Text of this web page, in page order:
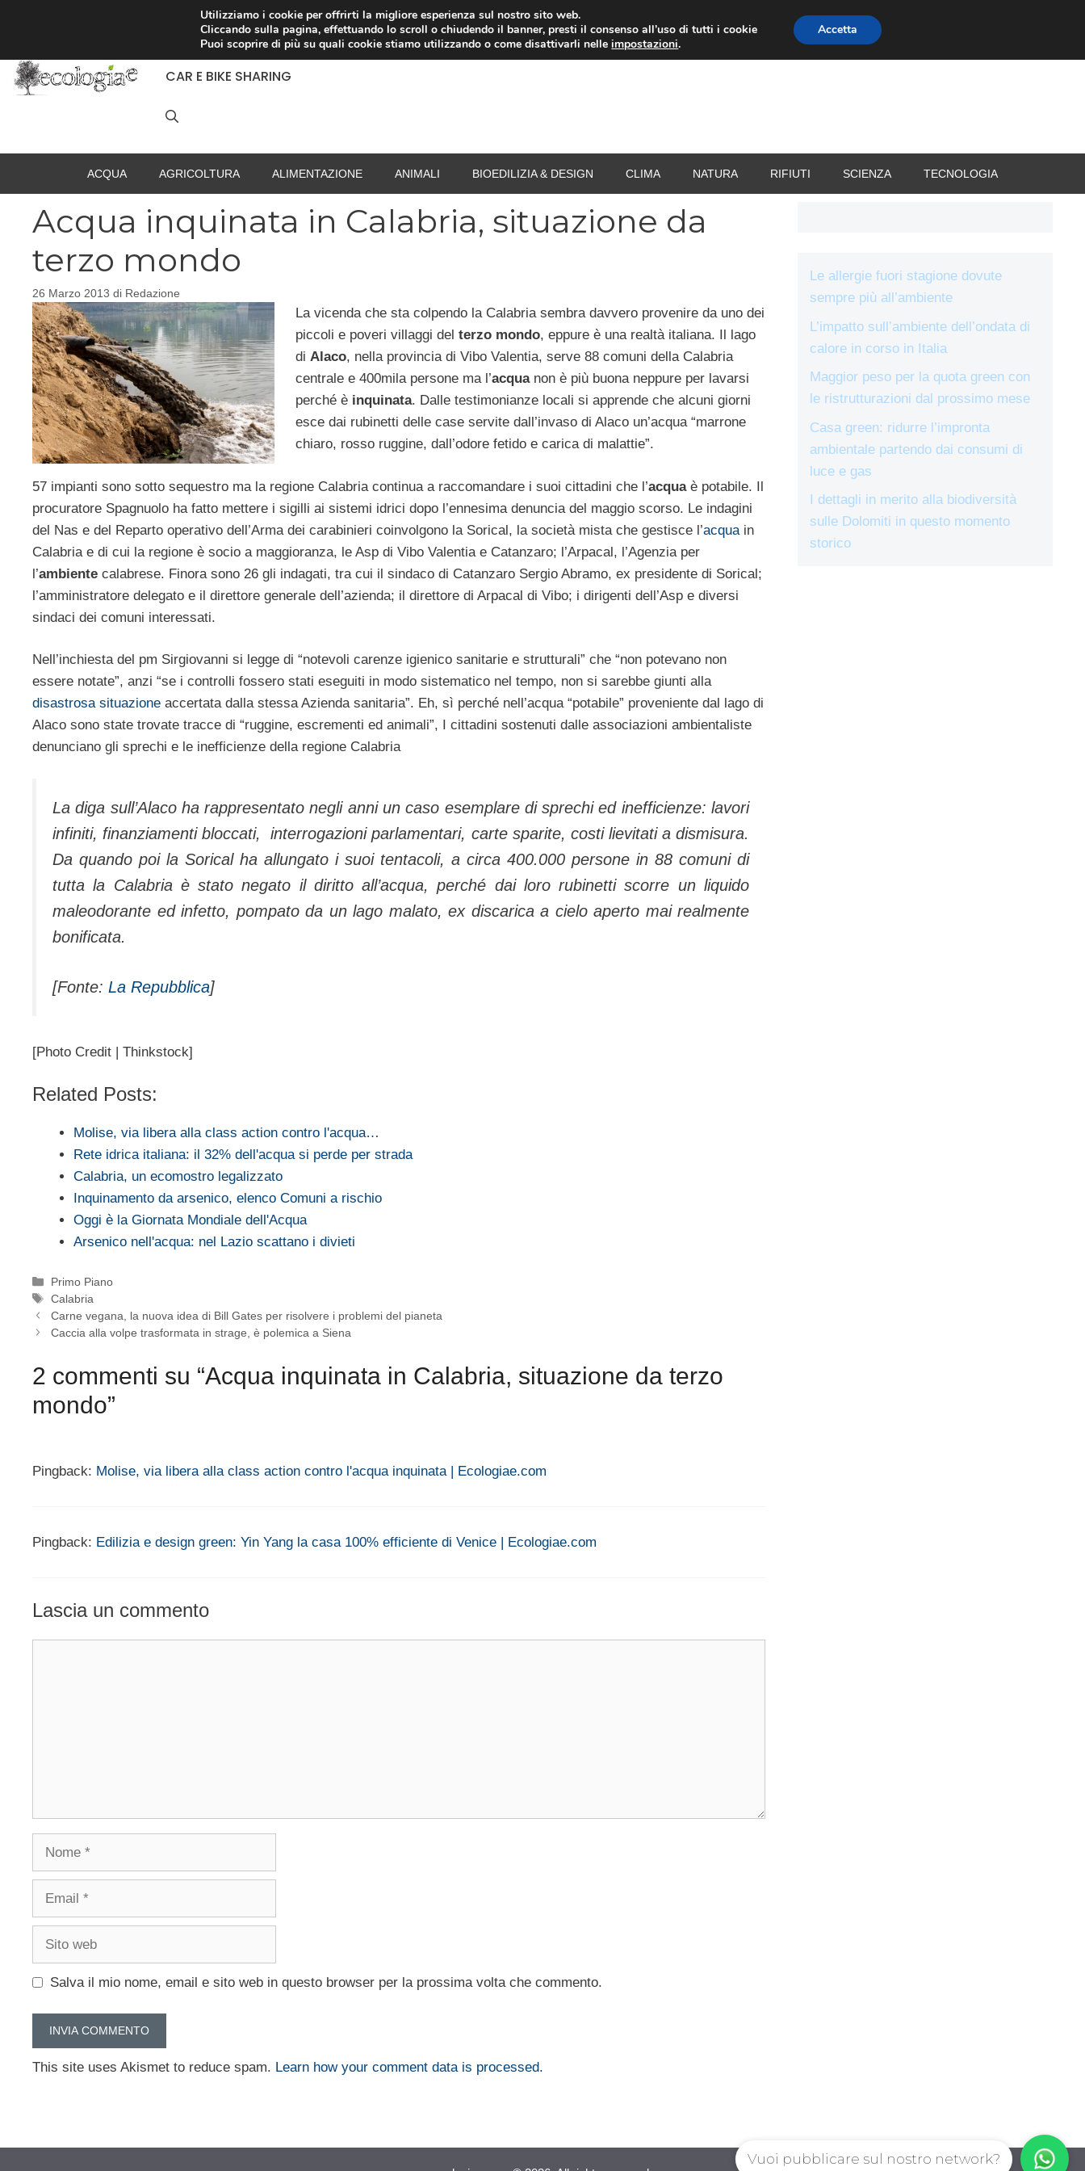
RACCOLTA DIFFERENZIATA RISPARMIO ENERGETICO SPESA TERMOVALORIZZATORI VACANZE
CAR E BIKE SHARING
ACQUA AGRICOLTURA ALIMENTAZIONE ANIMALI BIOEDILIZIA & DESIGN CLIMA NATURA RIFIUTI SCIENZA TECNOLOGIA
Acqua inquinata in Calabria, situazione da
terzo mondo
26 Marzo 2013 di Redazione
La vicenda che sta colpendo la Calabria sembra davvero provenire da uno dei
piccoli e poveri villaggi del terzo mondo, eppure è una realtà italiana. Il lago
di Alaco, nella provincia di Vibo Valentia, serve 88 comuni della Calabria
centrale e 400mila persone ma l’acquanon è più buona neppure per lavarsi
perché è inquinata. Dalle testimonianze locali si apprende che alcuni giorni
esce dai rubinetti delle case servite dall’invaso di Alaco un’acqua “marrone
chiaro, rosso ruggine, dall’odore fetido e carica di malattie”.
57 impianti sono sotto sequestro ma la regione Calabria continua a raccomandare i suoi cittadini che l’acquaè potabile. Il
procuratore Spagnuolo ha fatto mettere i sigilli ai sistemi idrici dopo l’ennesima denuncia del maggio scorso. Le indagini
del Nas e del Reparto operativo dell’Arma dei carabinieri coinvolgono la Sorical, la società mista che gestisce l’acqua in
Calabria e di cui la regione è socio a maggioranza, le Asp di Vibo Valentia e Catanzaro; l’Arpacal, l’Agenzia per
l’ambiente calabrese. Finora sono 26 gli indagati, tra cui il sindaco di Catanzaro Sergio Abramo, ex presidente di Sorical;
l’amministratore delegato e il direttore generale dell’azienda; il direttore di Arpacal di Vibo; i dirigenti dell’Asp e diversi
sindaci dei comuni interessati.
Nell’inchiesta del pm Sirgiovanni si legge di “notevoli carenze igienico sanitarie e strutturali” che “non potevano non
essere notate”, anzi “se i controlli fossero stati eseguiti in modo sistematico nel tempo, non si sarebbe giunti alla
disastrosa situazione accertata dalla stessa Azienda sanitaria”. Eh, sì perché nell’acqua “potabile” proveniente dal lago di
Alaco sono state trovate tracce di “ruggine, escrementi ed animali”, I cittadini sostenuti dalle associazioni ambientaliste
denunciano gli sprechi e le inefficienze della regione Calabria
La diga sull’Alaco ha rappresentato negli anni un caso esemplare di sprechi ed inefficienze: lavori
infiniti, finanziamenti bloccati, interrogazioni parlamentari, carte sparite, costi lievitati a dismisura.
Da quando poi la Sorical ha allungato i suoi tentacoli, a circa 400.000 persone in 88 comuni di
tutta la Calabria è stato negato il diritto all’acqua, perché dai loro rubinetti scorre un liquido
maleodorante ed infetto, pompato da un lago malato, ex discarica a cielo aperto mai realmente
bonificata.
[Fonte: La Repubblica]
[Photo Credit | Thinkstock]
Related Posts:
Molise, via libera alla class action contro l'acqua…
Rete idrica italiana: il 32% dell'acqua si perde per strada
Calabria, un ecomostro legalizzato
Inquinamento da arsenico, elenco Comuni a rischio
Oggi è la Giornata Mondiale dell'Acqua
Arsenico nell'acqua: nel Lazio scattano i divieti
Categorie
Primo Piano
Tag
Calabria
Carne vegana, la nuova idea di Bill Gates per risolvere i problemi del pianeta
Caccia alla volpe trasformata in strage, è polemica a Siena
2 commenti su “Acqua inquinata in Calabria, situazione da terzo
mondo”
Pingback: Molise, via libera alla class action contro l'acqua inquinata | Ecologiae.com
Pingback: Edilizia e design green: Yin Yang la casa 100% efficiente di Venice | Ecologiae.com
Lascia un commento
Nome
Email
Sito
Salva il mio nome, email e sito web in questo browser per la prossima volta che commento.
This site uses Akismet to reduce spam. Learn how your comment data is processed.
Le allergie fuori stagione dovute
sempre più all’ambiente
L’impatto sull’ambiente dell’ondata di
calore in corso in Italia
Maggior peso per la quota green con
le ristrutturazioni dal prossimo mese
Casa green: ridurre l’impronta
ambientale partendo dai consumi di
luce e gas
I dettagli in merito alla biodiversità
sulle Dolomiti in questo momento
storico
Utilizziamo i cookie per offrirti la migliore esperienza sul nostro sito web.
Cliccando sulla pagina, effettuando lo scroll o chiudendo il banner, presti il consenso all’uso di tutti i cookie
Puoi scoprire di più su quali cookie stiamo utilizzando o come disattivarli nelleimpostazioni.
Accetta
Vuoi pubblicare sul nostro network?